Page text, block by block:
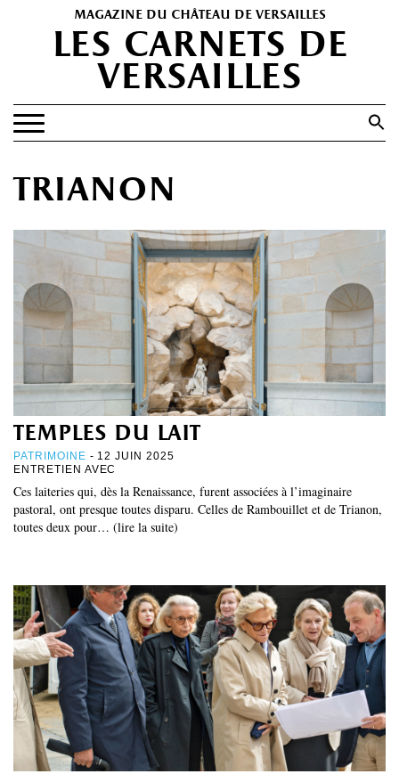
magazine du château de versailles
les carnets de
versailles
Search Button
PATRIMOINE
SPECTACLES
PORTFOLIOS
HISTOIRE(S)
LES +
ABONNEMENT GRATUIT AU MAGAZINE
trianon
temples du lait
PATRIMOINE - 12 JUIN 2025
ENTRETIEN AVEC
Ces laiteries qui, dès la Renaissance, furent associées à l’imaginaire
pastoral, ont presque toutes disparu. Celles de Rambouillet et de Trianon,
toutes deux pour… (lire la suite)